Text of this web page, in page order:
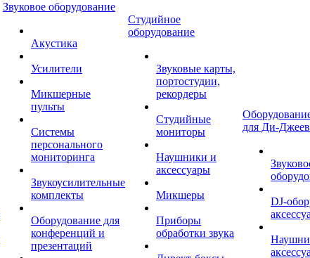
Звуковое оборудование
Акустика
Усилители
Микшерные
пульты
Системы
персонального
мониторинга
Звукоусилительные
комплекты
Оборудование для
конференций и
презентаций
Студийное
оборудование
Звуковые карты,
портостудии,
рекордеры
Студийные
мониторы
Наушники и
аксессуары
Микшеры
Приборы
обработки звука
для Ди-Джеев
DJ-